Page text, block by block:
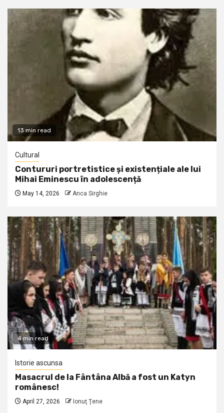
13 min read
Cultural
Contururi portretistice și existențiale ale lui
Mihai Eminescu în adolescență
May 14, 2026 Anca Sirghie
4 min read
Istorie ascunsa
Masacrul de la Fântâna Albă a fost un Katyn
românesc!
April 27, 2026 Ionuţ Ţene